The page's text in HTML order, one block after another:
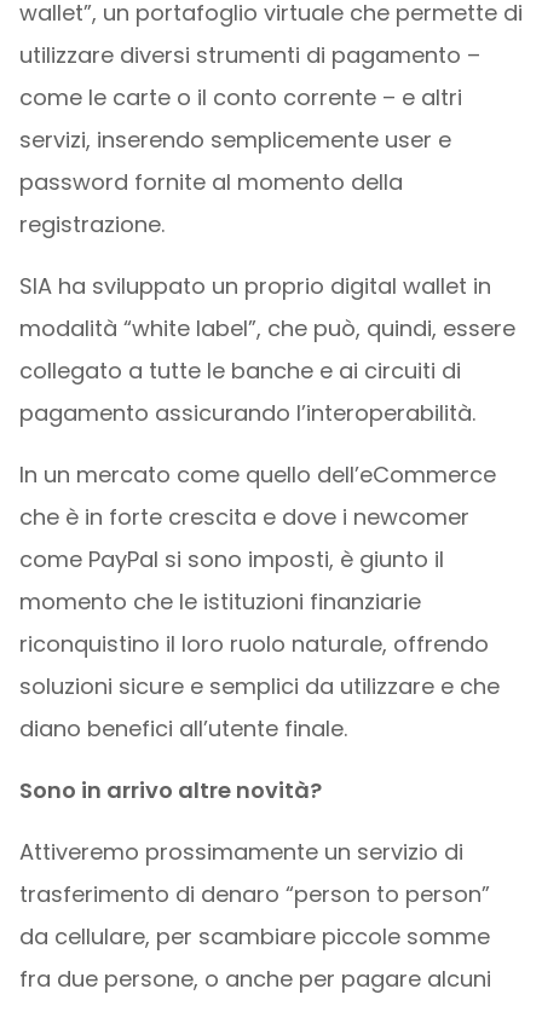
wallet”, un portafoglio virtuale che permette di
utilizzare diversi strumenti di pagamento –
come le carte o il conto corrente – e altri
servizi, inserendo semplicemente user e
password fornite al momento della
registrazione.
SIA ha sviluppato un proprio digital wallet in
modalità “white label”, che può, quindi, essere
collegato a tutte le banche e ai circuiti di
pagamento assicurando l’interoperabilità.
In un mercato come quello dell’eCommerce
che è in forte crescita e dove i newcomer
come PayPal si sono imposti, è giunto il
momento che le istituzioni finanziarie
riconquistino il loro ruolo naturale, offrendo
soluzioni sicure e semplici da utilizzare e che
diano benefici all’utente finale.
Sono in arrivo altre novità?
Attiveremo prossimamente un servizio di
trasferimento di denaro “person to person”
da cellulare, per scambiare piccole somme
fra due persone, o anche per pagare alcuni